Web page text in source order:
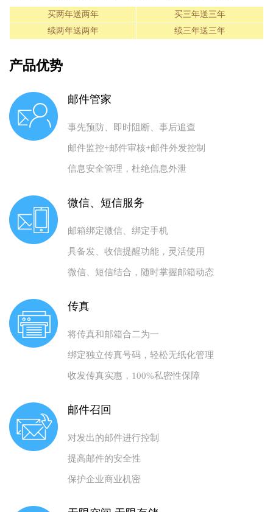
买两年送两年
买三年送三年
续两年送两年
续三年送三年
产品优势
邮件管家
事先预防、即时阻断、事后追查
邮件监控+邮件审核+邮件外发控制
信息安全管理，杜绝信息外泄
微信、短信服务
邮箱绑定微信、绑定手机
具备发、收信提醒功能，灵活使用
微信、短信结合，随时掌握邮箱动态
传真
将传真和邮箱合二为一
绑定独立传真号码，轻松无纸化管理
收发传真实惠，100%私密性保障
邮件召回
对发出的邮件进行控制
提高邮件的安全性
保护企业商业机密